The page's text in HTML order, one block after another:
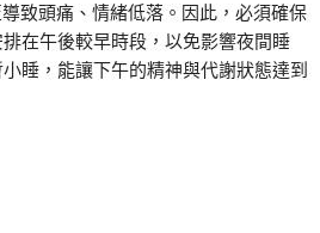
致頭痛、情緒低落。因此，必須確保
在午後較早時段，以免影響夜間睡
睡，能讓下午的精神與代謝狀態達到